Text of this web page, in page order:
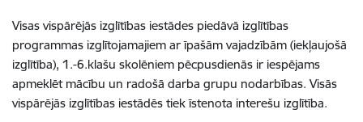
Visas vispārējās izglītības iestādes piedāvā izglītības
programmas izglītojamajiem ar īpašām vajadzībām (iekļaujošā
izglītība), 1.-6.klašu skolēniem pēcpusdienās ir iespējams
apmeklēt mācību un radošā darba grupu nodarbības. Visās
vispārējās izglītības iestādēs tiek īstenota interešu izglītība.